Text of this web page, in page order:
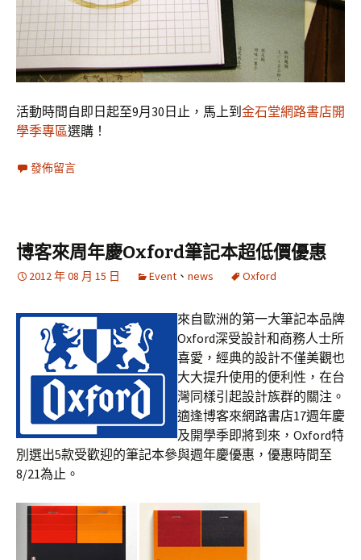
活動時間自即日起至9月30日止，馬上到金石堂網路書店開
學季專區選購！
發佈留言
博客來周年慶Oxford筆記本超低價優惠
2012 年 08 月 15 日 Event 、 news Oxford
來自歐洲的第一大筆記本品牌
Oxford深受設計和商務人士所
喜愛，經典的設計不僅美觀也
大大提升使用的便利性，在台
灣同樣引起設計族群的關注。
適逢博客來網路書店17週年慶
及開學季即將到來，Oxford特
別選出5款受歡迎的筆記本參與週年慶優惠，優惠時間至
8/21為止。